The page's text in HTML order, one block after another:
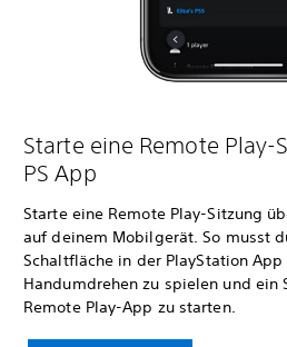
Starte eine Remote Play-
PS App
Starte eine Remote Play-Sitzung
auf deinem Mobilgerät. So musst
Schaltfläche in der PlayStation
Handumdrehen zu spielen und ein
Remote Play-App zu starten.